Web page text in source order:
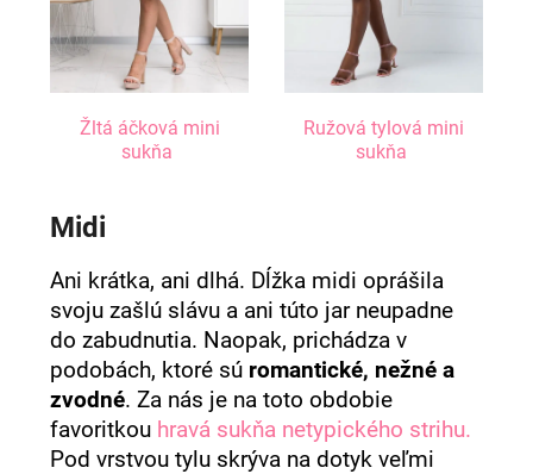
Žltá áčková mini
sukňa
Ružová tylová mini
sukňa
Midi
Ani krátka, ani dlhá. Dĺžka midi oprášila
svoju zašlú slávu a ani túto jar neupadne
do zabudnutia. Naopak, prichádza v
podobách, ktoré sú romantické, nežné a
zvodné. Za nás je na toto obdobie
favoritkou hravá sukňa netypického strihu.
Pod vrstvou tylu skrýva na dotyk veľmi